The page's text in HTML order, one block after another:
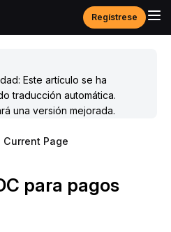
Regístrese
Este artículo se ha
traducción automática.
una versión mejorada.
Current Page
para pagos